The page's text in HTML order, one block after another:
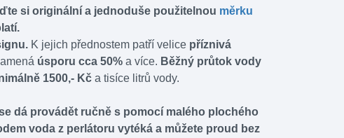
si originální a jednoduše použitelnou měrku
K jejich přednostem patří velice příznivá
úsporu cca 50% a více. Běžný průtok vody
1500,- Kč a tisíce litrů vody.
dá provádět ručně s pomocí malého plochého
voda z perlátoru vytéká a můžete proud bez